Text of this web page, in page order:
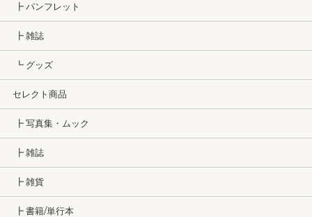
┣ パンフレット
┣ 雑誌
┗ グッズ
セレクト商品
┣ 写真集・ムック
┣ 雑誌
┣ 雑貨
┣ 書籍/単行本